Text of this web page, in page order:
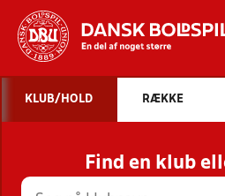
STILLINGER,
HOLD
KLUB/HOLD RÆKKE
Find en klub